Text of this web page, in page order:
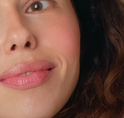
Mes appareils
Mes commandes
Mes adresses
Mes abonnements
Español
Português
Русский
繁體中文